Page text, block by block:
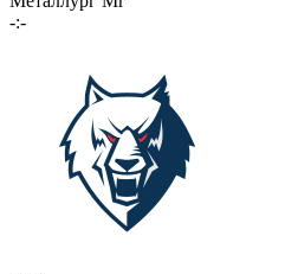
-:-